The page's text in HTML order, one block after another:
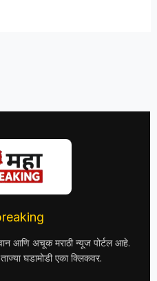
आणि अचूक मराठी न्यूज पोर्टल आहे.
घडामोडी एका क्लिकवर.